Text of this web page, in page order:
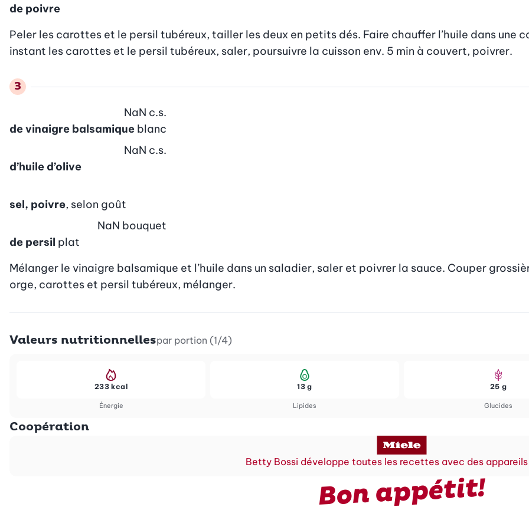
de poivre
Peler les carottes et le persil tubéreux, tailler les deux en petits dés. Faire chauffer l’huile dans une
instant les carottes et le persil tubéreux, saler, poursuivre la cuisson env. 5 min à couvert, poivrer.
de vinaigre balsamique blanc
NaN c.s.
d’huile d’olive
NaN c.s.
sel, poivre, selon goût
de persil plat
NaN bouquet
Mélanger le vinaigre balsamique et l’huile dans un saladier, saler et poivrer la sauce. Couper
orge, carottes et persil tubéreux, mélanger.
Valeurs nutritionnellespar portion (1/4)
Énergie
233 kcal
Lipides
13 g
Glucides
25 g
Coopération
Betty Bossi développe toutes les recettes avec des
Bon appétit!